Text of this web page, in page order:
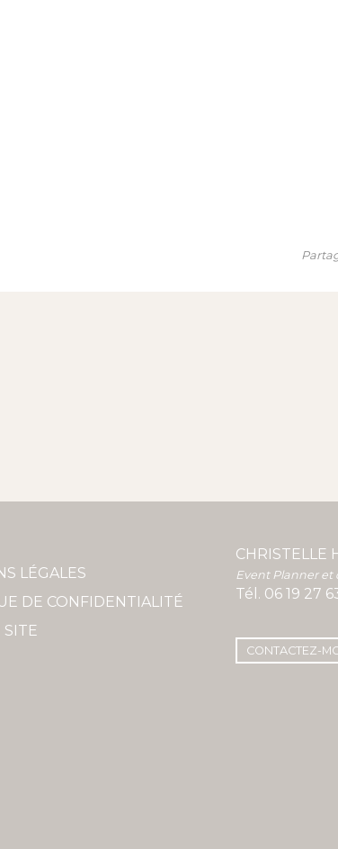
LÉGALES
DE CONFIDENTIALITÉ
SITE
CHRISTELLE
Event Planner et
Tél. 06 19 27
CONTACTEZ-